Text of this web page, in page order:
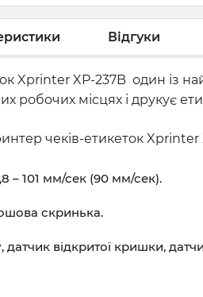
Відгуки
Xprinter XP-237B один із
робочих місцях і друкує
чеків-етикеток
– 101 мм/сек (90 мм/сек).
скринька.
датчик відкритої кришки,